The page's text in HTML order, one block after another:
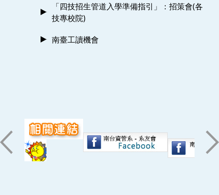
「四技招生管道入學準備指引」：招策會(各
技專校院)
南臺工讀機會